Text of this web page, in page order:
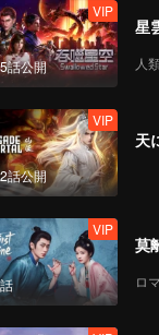
話公開
VIP
星
人
話公開
VIP
天
VIP
莫